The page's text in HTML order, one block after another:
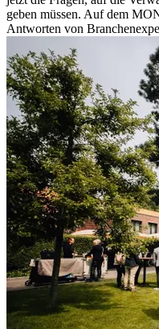
geben müssen. Auf dem
Antworten von